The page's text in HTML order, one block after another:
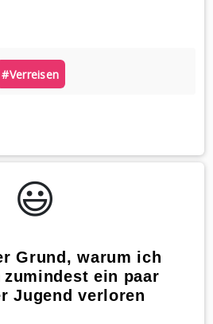
#verreisen
😃️
Grund, warum ich
ein paar
Jugend verloren